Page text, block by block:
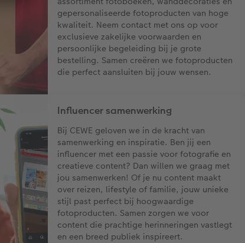
gepersonaliseerde fotoproducten van hoge
kwaliteit. Neem contact met ons op voor
exclusieve zakelijke voorwaarden en
persoonlijke begeleiding bij je grote
bestelling. Samen creëren we fotoproducten
die perfect aansluiten bij jouw wensen.
Influencer samenwerking
Bij CEWE geloven we in de kracht van
samenwerking en inspiratie. Ben jij een
influencer met een passie voor fotografie en
creatieve content? Dan willen we graag met
jou samenwerken! Of je nu content maakt
over reizen, lifestyle of familie, jouw unieke
stijl past perfect bij hoogwaardige
fotoproducten. Samen zorgen we voor
content die prachtige herinneringen vastlegt
en een breed publiek inspireert.